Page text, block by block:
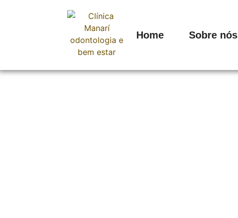
Home Sobre nós